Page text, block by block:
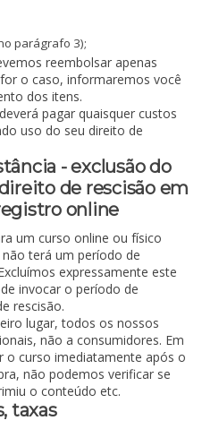
parágrafo 3);
reembolsar apenas
o caso, informaremos você
dos itens.
pagar quaisquer custos
uso do seu direito de
- exclusão do
de rescisão em
online
um curso online ou físico
terá um período de
expressamente este
invocar o período de
rescisão.
lugar, todos os nossos
não a consumidores. Em
o curso imediatamente após o
não podemos verificar se
o conteúdo etc.
taxas